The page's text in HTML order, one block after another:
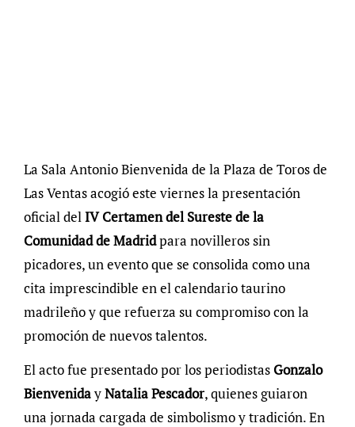
La Sala Antonio Bienvenida de la Plaza de Toros de
Las Ventas acogió este viernes la presentación
oficial delIV Certamen del Sureste de la
Comunidad de Madridpara novilleros sin
picadores, un evento que se consolida como una
cita imprescindible en el calendario taurino
madrileño y que refuerza su compromiso con la
promoción de nuevos talentos.
El acto fue presentado por los periodistas Gonzalo
BienvenidayNatalia Pescador, quienes guiaron
una jornada cargada de simbolismo y tradición. En